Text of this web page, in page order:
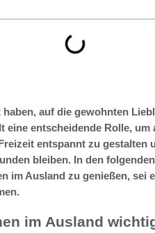
auf die gewohnten
entscheidende Rolle,
entspannt zu gestalten
bleiben. In den
im Ausland zu genießen, sei
im Ausland